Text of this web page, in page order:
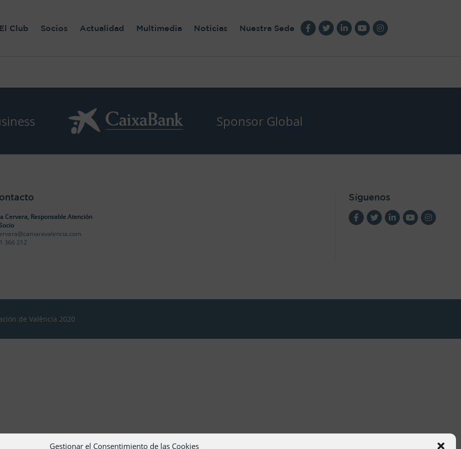
Gestionar el Consentimiento de las Cookies
El Club Socios Actualidad Multimedia Noticias Nuestra Sede
Sponsor Global
Cervera, Responsable Atención
366 212
Síguenos
de València 2020